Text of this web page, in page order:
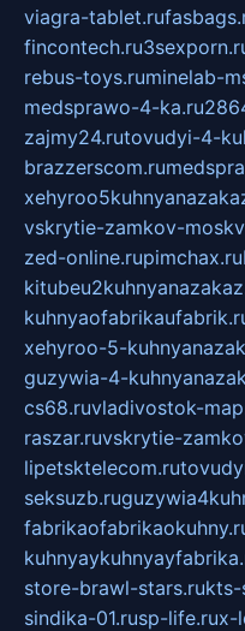
viagra-tablet.ru
fincontech.ru
rebus-toys.ruminelab-
medsprawo-4-ka.ru
zajmy24.rutovudyi-4-
brazzerscom.ru
vskrytie-zamkov-
zed-online.rupimchax.ru
xehyroo-5-
guzywia-4-
cs68.ruvladivostok-
raszar.ruvskrytie-
lipetsktelecom.ru
seksuzb.ru
store-brawl-stars.rukts-
sindika-01.rusp-life.rux-